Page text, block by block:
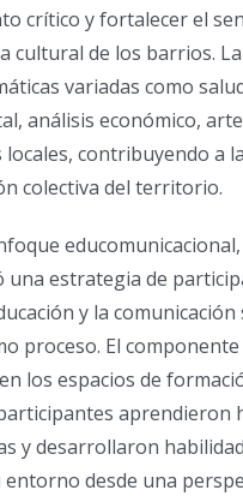
crítico y fortalecer el
cultural de los barrios.
variadas como
análisis económico,
contribuyendo a
colectiva del territorio.
una estrategia de
y la
proceso. El
los espacios de
aprendieron
y desarrollaron
desde una